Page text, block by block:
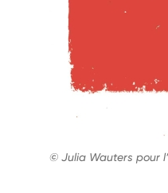
© Julia Wauters pour